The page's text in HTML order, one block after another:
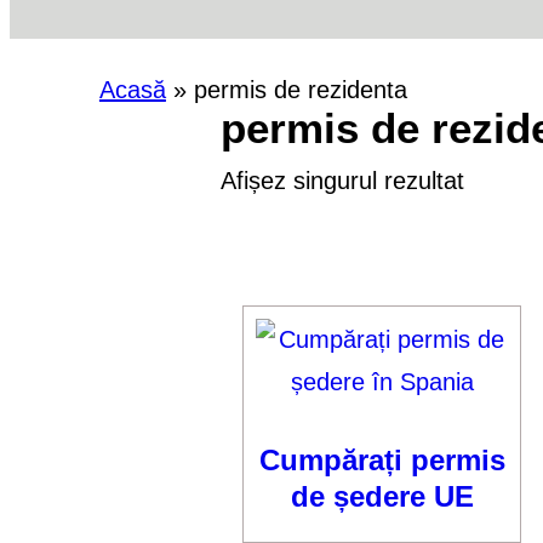
Acasă» permis de rezidenta
permis de
Afișez singurul rezultat
Cumpărați permis
de ședere UE